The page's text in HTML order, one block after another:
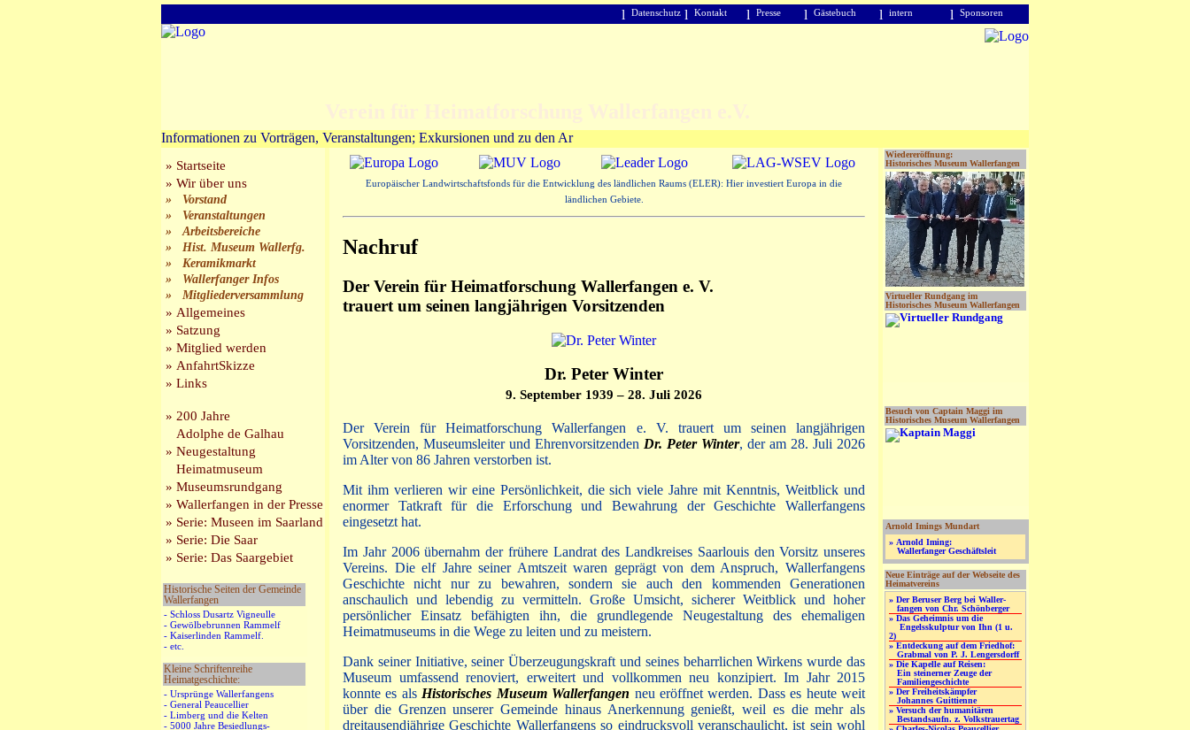
l Datenschutz l Kontakt l Presse l Gästebuch l intern l Sponsoren
Informationen zu Vorträgen, Veranstaltungen; Exkursionen und zu den Arbeitsbereichen
Europäischer Landwirtschaftsfonds für die Entwicklung des ländlichen Raums (ELER): Hier investiert Europa in die
ländlichen Gebiete.
Nachruf
Der Verein für Heimatforschung Wallerfangen e. V.
trauert um seinen langjährigen Vorsitzenden
Dr. Peter Winter
9. September 1939 – 28. Juli 2026
Der Verein für Heimatforschung Wallerfangen e. V. trauert um seinen langjährigen
Vorsitzenden, Museumsleiter und Ehrenvorsitzenden Dr. Peter Winter, der am 28. Juli 2026
im Alter von 86 Jahren verstorben ist.
Mit ihm verlieren wir eine Persönlichkeit, die sich viele Jahre mit Kenntnis, Weitblick und
enormer Tatkraft für die Erforschung und Bewahrung der Geschichte Wallerfangens
eingesetzt hat.
Im Jahr 2006 übernahm der frühere Landrat des Landkreises Saarlouis den Vorsitz unseres
Vereins. Die elf Jahre seiner Amtszeit waren geprägt von dem Anspruch, Wallerfangens
Geschichte nicht nur zu bewahren, sondern sie auch den kommenden Generationen
anschaulich und lebendig zu vermitteln. Große Umsicht, sicherer Weitblick und hoher
persönlicher Einsatz befähigten ihn, die grundlegende Neugestaltung des ehemaligen
Heimatmuseums in die Wege zu leiten und zu meistern.
Dank seiner Initiative, seiner Überzeugungskraft und seines beharrlichen Wirkens wurde das
Museum umfassend renoviert, erweitert und vollkommen neu konzipiert. Im Jahr 2015
konnte es als Historisches Museum Wallerfangen neu eröffnet werden. Dass es heute weit
über die Grenzen unserer Gemeinde hinaus Anerkennung genießt, weil es die mehr als
dreitausendjährige Geschichte Wallerfangens so eindrucksvoll veranschaulicht, ist sein wohl
» Startseite
» Wir über uns
» Vorstand
» Veranstaltungen
» Arbeitsbereiche
» Hist. Museum Wallerfg.
» Keramikmarkt
» Wallerfanger Infos
» Mitgliederversammlung
» Allgemeines
» Satzung
» Mitglied werden
» AnfahrtSkizze
» Links
» 200 Jahre
Adolphe de Galhau
» Neugestaltung
Heimatmuseum
» Museumsrundgang
» Wallerfangen in der Presse
» Serie: Museen im Saarland
» Serie: Die Saar
» Serie: Das Saargebiet
Historische Seiten der Gemeinde
Wallerfangen
- Schloss Dusartz Vigneulle
- Gewölbebrunnen Rammelf
- Kaiserlinden Rammelf.
- etc.
Kleine Schriftenreihe
Heimatgeschichte:
- Ursprünge Wallerfangens
- General Peaucellier
- Limberg und die Kelten
- 5000 Jahre Besiedlungs-
Wiedereröffnung:
Historisches Museum Wallerfangen
Virtueller Rundgang im
Historisches Museum Wallerfangen
Besuch von Captain Maggi im
Historisches Museum Wallerfangen
Arnold Imings Mundart
» Arnold Iming:
Wallerfanger Geschäftsleit
Neue Einträge auf der Webseite des
Heimatvereins
» Der Beruser Berg bei Waller-
fangen von Chr. Schönberger
» Das Geheimnis um die
Engelsskulptur von Ihn (1 u.
2)
» Entdeckung auf dem Friedhof:
Grabmal von P. J. Lengersdorff
» Die Kapelle auf Reisen:
Ein steinerner Zeuge der
Familiengeschichte
» Der Freiheitskämpfer
Johannes Guittienne
» Versuch der humanitären
Bestandsaufn. z. Volkstrauertag